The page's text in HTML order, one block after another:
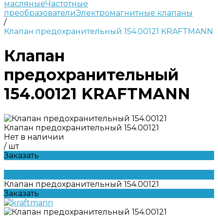
масляныеЧастотные
преобразователиЭлектромагнитные клапаны
/
Клапан предохранительный 154.00121 KRAFTMANN
Клапан
предохранительный
154.00121 KRAFTMANN
Клапан предохранительный 154.00121
Нет в наличии
/ шт
Заказать
Клапан предохранительный 154.00121
Заказать